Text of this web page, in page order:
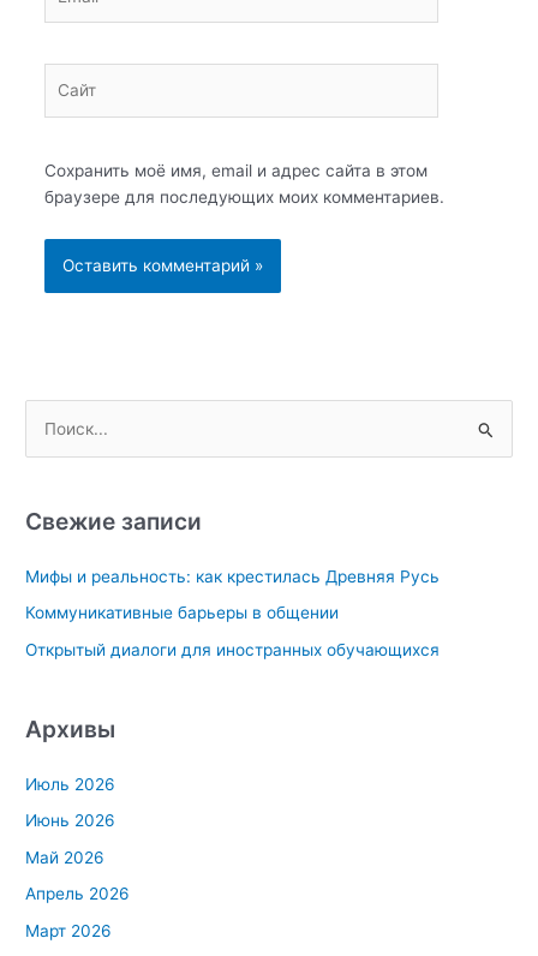
Сохранить моё имя, email и адрес сайта в этом
браузере для последующих моих комментариев.
с
:
Свежие записи
Мифы и реальность: как крестилась Древняя Русь
Коммуникативные барьеры в общении
Открытый диалоги для иностранных обучающихся
Архивы
Июль 2026
Июнь 2026
Май 2026
Апрель 2026
Март 2026